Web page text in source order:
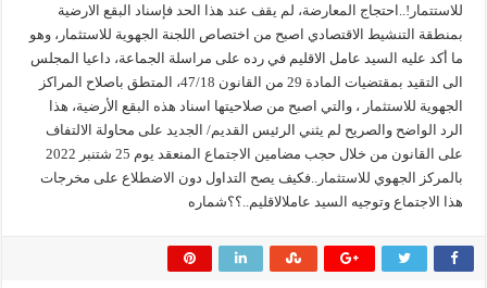
للاستتمار!..احتجاج المعارضة، لم يقف عند هذا الحد فإسناد البقع الارضية
بمنطقة التنشيط الاقتصادي اصبح من اختصاص اللجنة الجهوية للاستثمار، وهو
ما أكد عليه السيد عامل الاقليم في رده على مراسلة الجماعة، داعيا المجلس
الى التقيد بمقتضيات المادة 29 من القانون 47/18، المتطق باصلاح المراكز
الجهوية للاستثمار ، والتي اصبح من صلاحيتها اسناد هذه البقع الأرضية، هذا
الرد الواضح والصريح لم يثني الرئيس القديم/ الجديد على محاولة الالتفاف
على القانون من خلال حجب مضامين الاجتماع المنعقد يوم 25 شتنبر 2022
بالمركز الجهوي للاستثمار..فكيف يصح التداول دون الاضطلاع على مخرجات
هذا الاجتماع وتوجيه السيد عاملالاقليم..؟؟شماره